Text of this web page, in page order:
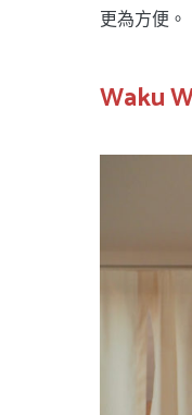
更為方便。
Waku